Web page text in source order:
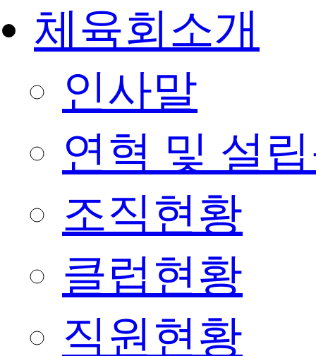
체육회소개
인사말
연혁 및 설
조직현황
클럽현황
직원현황